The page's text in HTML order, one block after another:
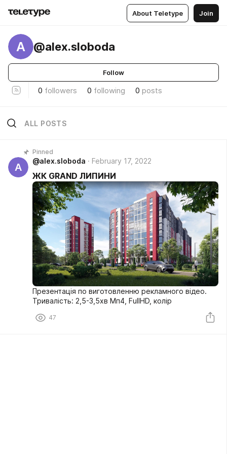
About Teletype Join
A @alex.sloboda
Follow
0 followers 0 following 0 posts
ALL POSTS
Pinned
A
@alex.sloboda February 17, 2022
ЖК GRAND ЛИПИНИ
Презентація по виготовленню рекламного відео.
Тривалість: 2,5-3,5хв Мп4, FullHD, колір
47